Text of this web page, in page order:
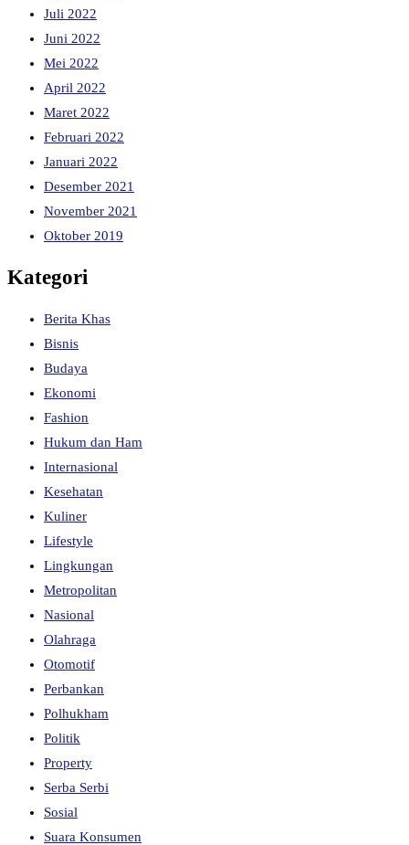
Juli 2022
Juni 2022
Mei 2022
April 2022
Maret 2022
Februari 2022
Januari 2022
Desember 2021
November 2021
Oktober 2019
Kategori
Berita Khas
Bisnis
Budaya
Ekonomi
Fashion
Hukum dan Ham
Internasional
Kesehatan
Kuliner
Lifestyle
Lingkungan
Metropolitan
Nasional
Olahraga
Otomotif
Perbankan
Polhukham
Politik
Property
Serba Serbi
Sosial
Suara Konsumen